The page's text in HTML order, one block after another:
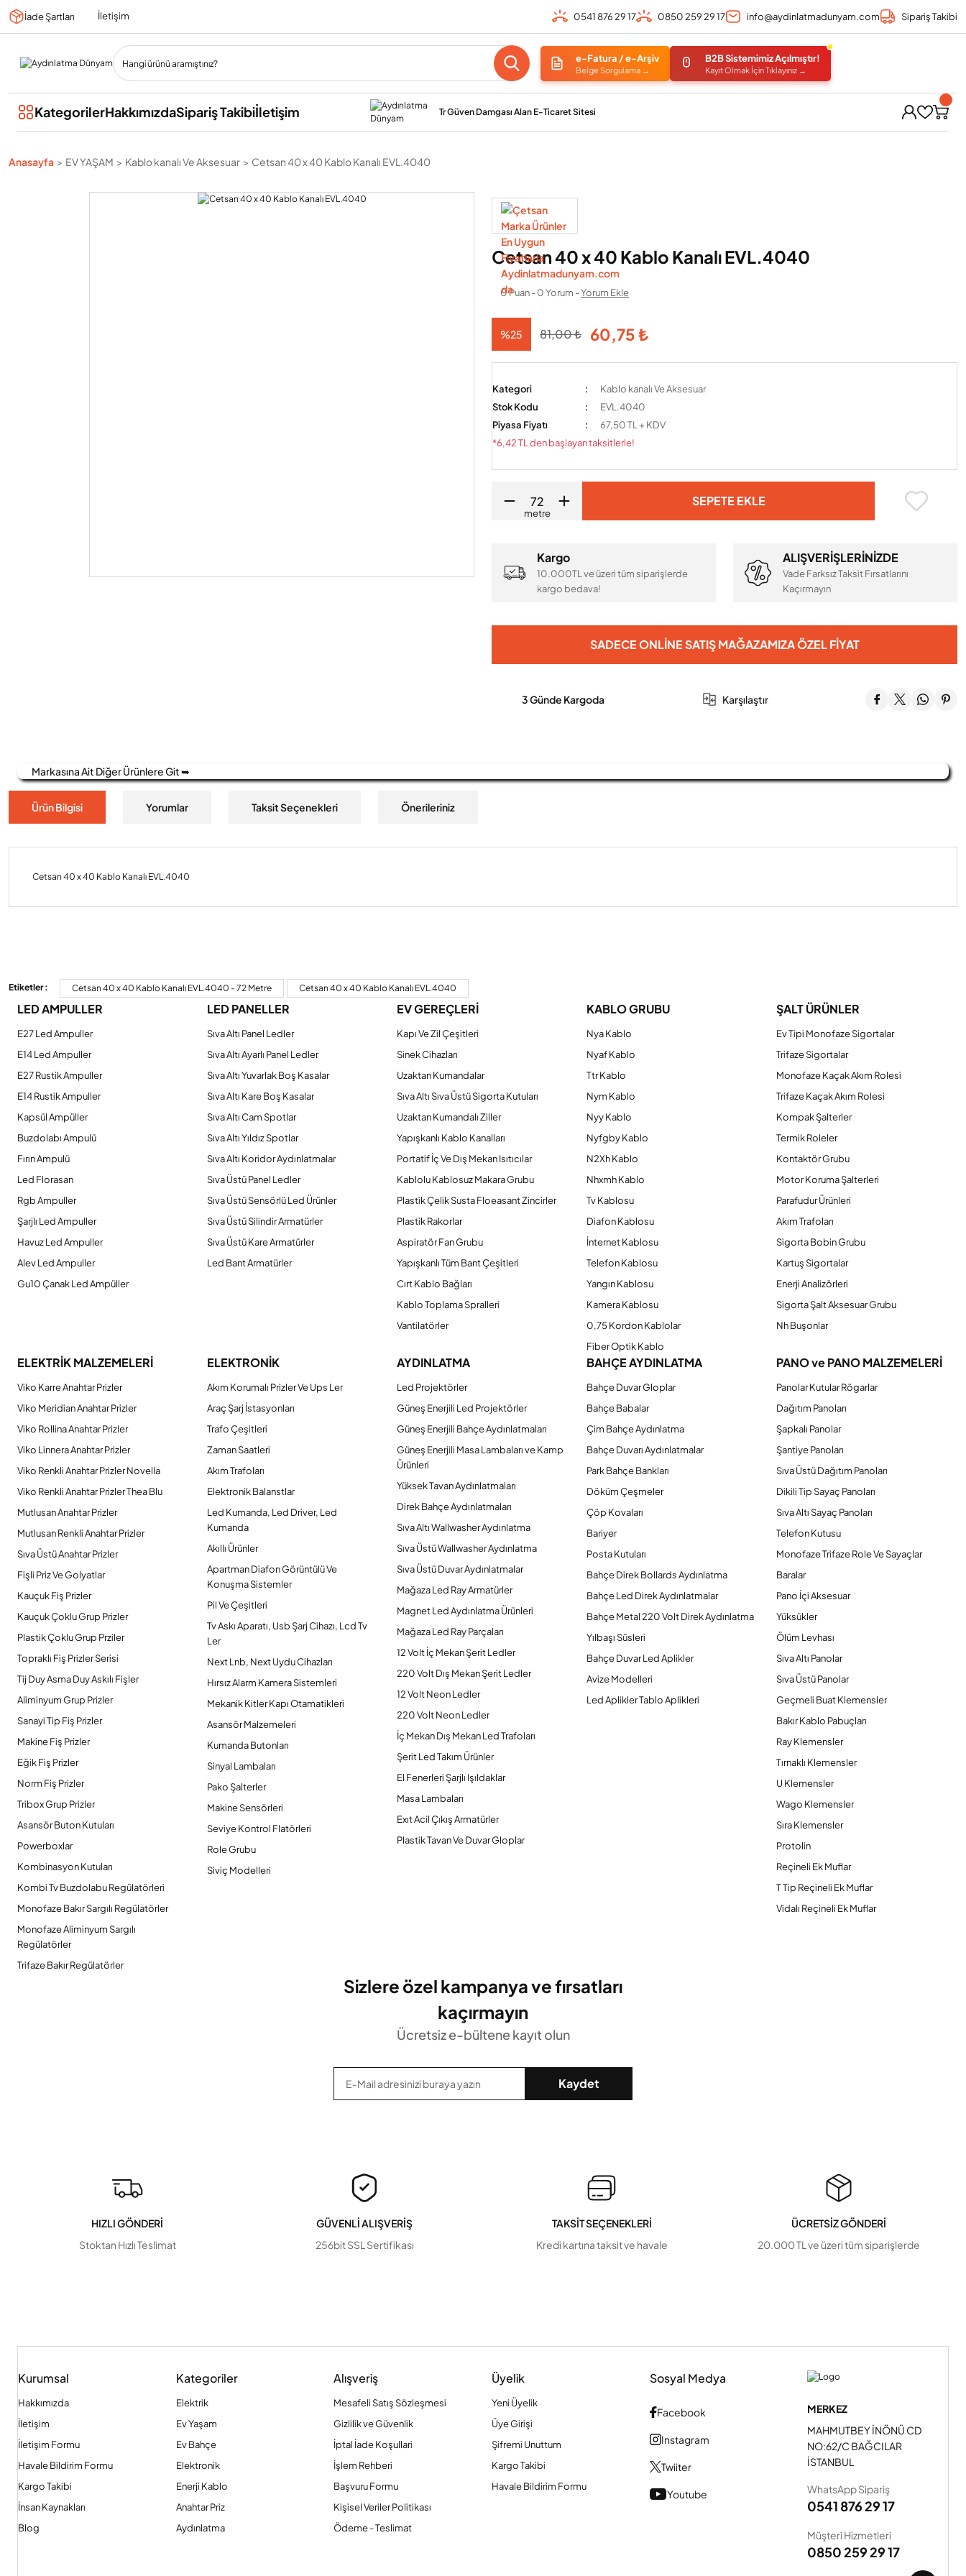
İade Şartları İletişim 0541 876 29 17 0850 259 29 17 info@aydinlatmadunyam.com Sipariş Takibi
e-Fatura / e-Arşiv
Belge Sorgulama →
B2B Sistemimiz Açılmıştır!
Kayıt Olmak İçin Tıklayınız →
KategorilerHakkımızdaSipariş Takibiİletişim Tr Güven Damgası Alan E-Ticaret Sitesi
Anasayfa EV YAŞAM Kablo kanalı Ve Aksesuar Cetsan 40 x 40 Kablo Kanalı EVL.4040
Cetsan 40 x 40 Kablo Kanalı EVL.4040
0 Puan - 0 Yorum -Yorum Ekle
%25 81,00 ₺ 60,75 ₺
Kategori
Kablo kanalı Ve Aksesuar
Stok Kodu
EVL.4040
Piyasa Fiyatı
67,50 TL + KDV
*6,42 TL den başlayan taksitlerle!
metre
SEPETE EKLE
Kargo
10.000TL ve üzeri tüm siparişlerde
kargo bedava!
ALIŞVERİŞLERİNİZDE
Vade Farksız Taksit Fırsatlarını
Kaçırmayın
SADECE ONLINE SATIŞ MAĞAZAMIZA ÖZEL FIYAT
3 Günde Kargoda Karşılaştır
Markasına Ait Diğer Ürünlere Git ➥
Ürün Bilgisi Yorumlar Taksit Seçenekleri Önerileriniz
Cetsan 40 x 40 Kablo Kanalı EVL.4040
Bu ürüne ilk yorumu siz yapın!
Yorum Yaz
Ürün resmi kalitesiz, bozuk veya görüntülenemiyor.
Ürün açıklamasında eksik bilgiler bulunuyor.
Ürün bilgilerinde hatalar bulunuyor.
Ürün fiyatı diğer sitelerden daha pahalı.
Bu ürüne benzer farklı alternatifler olmalı.
Gönder
Etiketler : Cetsan 40 x 40 Kablo Kanalı EVL.4040 - 72 Metre Cetsan 40 x 40 Kablo Kanalı EVL.4040
LED AMPULLER
E27 Led Ampuller
E14 Led Ampuller
E27 Rustik Ampuller
E14 Rustik Ampuller
Kapsül Ampüller
Buzdolabı Ampulü
Fırın Ampulü
Led Florasan
Rgb Ampuller
Şarjlı Led Ampuller
Havuz Led Ampuller
Alev Led Ampuller
Gu10 Çanak Led Ampüller
LED PANELLER
Sıva Altı Panel Ledler
Sıva Altı Ayarlı Panel Ledler
Sıva Altı Yuvarlak Boş Kasalar
Sıva Altı Kare Boş Kasalar
Sıva Altı Cam Spotlar
Sıva Altı Yıldız Spotlar
Sıva Altı Koridor Aydınlatmalar
Sıva Üstü Panel Ledler
Sıva Üstü Sensörlü Led Ürünler
Sıva Üstü Silindir Armatürler
Sıva Üstü Kare Armatürler
Led Bant Armatürler
EV GEREÇLERİ
Kapı Ve Zil Çeşitleri
Sinek Cihazları
Uzaktan Kumandalar
Sıva Altı Sıva Üstü Sigorta Kutuları
Uzaktan Kumandalı Ziller
Yapışkanlı Kablo Kanalları
Portatif İç Ve Dış Mekan Isıtıcılar
Kablolu Kablosuz Makara Grubu
Plastik Çelik Susta Floeasant Zincirler
Plastik Rakorlar
Aspiratör Fan Grubu
Yapışkanlı Tüm Bant Çeşitleri
Cırt Kablo Bağları
Kablo Toplama Spralleri
Vantilatörler
KABLO GRUBU
Nya Kablo
Nyaf Kablo
Ttr Kablo
Nym Kablo
Nyy Kablo
Nyfgby Kablo
N2Xh Kablo
Nhxmh Kablo
Tv Kablosu
Diafon Kablosu
İnternet Kablosu
Telefon Kablosu
Yangın Kablosu
Kamera Kablosu
0,75 Kordon Kablolar
Fiber Optik Kablo
ŞALT ÜRÜNLER
Ev Tipi Monofaze Sigortalar
Trifaze Sigortalar
Monofaze Kaçak Akım Rolesi
Trifaze Kaçak Akım Rolesi
Kompak Şalterler
Termik Roleler
Kontaktör Grubu
Motor Koruma Şalterleri
Parafudur Ürünleri
Akım Trafoları
Sigorta Bobin Grubu
Kartuş Sigortalar
Enerji Analizörleri
Sigorta Şalt Aksesuar Grubu
Nh Buşonlar
ELEKTRİK MALZEMELERİ
Viko Karre Anahtar Prizler
Viko Meridian Anahtar Prizler
Viko Rollina Anahtar Prizler
Viko Linnera Anahtar Prizler
Viko Renkli Anahtar Prizler Novella
Viko Renkli Anahtar Prizler Thea Blu
Mutlusan Anahtar Prizler
Mutlusan Renkli Anahtar Prizler
Sıva Üstü Anahtar Prizler
Fişli Priz Ve Golyatlar
Kauçuk Fiş Prizler
Kauçuk Çoklu Grup Prizler
Plastik Çoklu Grup Prziler
Topraklı Fiş Prizler Serisi
Tij Duy Asma Duy Askılı Fişler
Aliminyum Grup Prizler
Sanayi Tip Fiş Prizler
Makine Fiş Prizler
Eğik Fiş Prizler
Norm Fiş Prizler
Tribox Grup Prizler
Asansör Buton Kutuları
Powerboxlar
Kombinasyon Kutuları
Kombi Tv Buzdolabu Regülatörleri
Monofaze Bakır Sargılı Regülatörler
Monofaze Aliminyum Sargılı
Regülatörler
Trifaze Bakır Regülatörler
ELEKTRONİK
Akım Korumalı Prizler Ve Ups Ler
Araç Şarj İstasyonları
Trafo Çeşitleri
Zaman Saatleri
Akım Trafoları
Elektronik Balanstlar
Led Kumanda, Led Driver, Led
Kumanda
Akıllı Ürünler
Apartman Diafon Görüntülü Ve
Konuşma Sistemler
Pil Ve Çeşitleri
Tv Askı Aparatı, Usb Şarj Cihazı, Lcd Tv
Ler
Next Lnb, Next Uydu Cihazları
Hırsız Alarm Kamera Sistemleri
Mekanik Kitler Kapı Otamatikleri
Asansör Malzemeleri
Kumanda Butonları
Sinyal Lambaları
Pako Şalterler
Makine Sensörleri
Seviye Kontrol Flatörleri
Role Grubu
Siviç Modelleri
AYDINLATMA
Led Projektörler
Güneş Enerjili Led Projektörler
Güneş Enerjili Bahçe Aydınlatmaları
Güneş Enerjili Masa Lambaları ve Kamp
Ürünleri
Yüksek Tavan Aydınlatmaları
Direk Bahçe Aydınlatmaları
Sıva Altı Wallwasher Aydınlatma
Sıva Üstü Wallwasher Aydınlatma
Sıva Üstü Duvar Aydınlatmalar
Mağaza Led Ray Armatürler
Magnet Led Aydınlatma Ürünleri
Mağaza Led Ray Parçaları
12 Volt İç Mekan Şerit Ledler
220 Volt Dış Mekan Şerit Ledler
12 Volt Neon Ledler
220 Volt Neon Ledler
İç Mekan Dış Mekan Led Trafoları
Şerit Led Takım Ürünler
El Fenerleri Şarjlı Işıldaklar
Masa Lambaları
Exıt Acil Çıkış Armatürler
Plastik Tavan Ve Duvar Gloplar
BAHÇE AYDINLATMA
Bahçe Duvar Gloplar
Bahçe Babalar
Çim Bahçe Aydınlatma
Bahçe Duvarı Aydınlatmalar
Park Bahçe Bankları
Döküm Çeşmeler
Çöp Kovaları
Bariyer
Posta Kutuları
Bahçe Direk Bollards Aydınlatma
Bahçe Led Direk Aydınlatmalar
Bahçe Metal 220 Volt Direk Aydınlatma
Yılbaşı Süsleri
Bahçe Duvar Led Aplikler
Avize Modelleri
Led Aplikler Tablo Aplikleri
PANO ve PANO MALZEMELERİ
Panolar Kutular Rögarlar
Dağıtım Panoları
Şapkalı Panolar
Şantiye Panoları
Sıva Üstü Dağıtım Panoları
Dikili Tip Sayaç Panoları
Sıva Altı Sayaç Panoları
Telefon Kutusu
Monofaze Trifaze Role Ve Sayaçlar
Baralar
Pano İçi Aksesuar
Yüksükler
Ölüm Levhası
Sıva Altı Panolar
Sıva Üstü Panolar
Geçmeli Buat Klemensler
Bakır Kablo Pabuçları
Ray Klemensler
Tırnaklı Klemensler
U Klemensler
Wago Klemensler
Sıra Klemensler
Protolin
Reçineli Ek Muflar
T Tip Reçineli Ek Muflar
Vidalı Reçineli Ek Muflar
Sizlere özel kampanya ve fırsatları
kaçırmayın
Ücretsiz e-bültene kayıt olun
Kaydet
HIZLI GÖNDERİ
Stoktan Hızlı Teslimat
GÜVENLİ ALIŞVERİŞ
256bit SSL Sertifikası
TAKSİT SEÇENEKLERİ
Kredi kartına taksit ve havale
ÜCRETSİZ GÖNDERİ
20.000 TL ve üzeri tüm siparişlerde
Kurumsal
Hakkımızda
İletişim
İletişim Formu
Havale Bildirim Formu
Kargo Takibi
İnsan Kaynakları
Blog
Kategoriler
Elektrik
Ev Yaşam
Ev Bahçe
Elektronik
Enerji Kablo
Anahtar Priz
Aydınlatma
Alışveriş
Mesafeli Satış Sözleşmesi
Gizlilik ve Güvenlik
İptal İade Koşullari
İşlem Rehberi
Başvuru Formu
Kişisel Veriler Politikası
Ödeme - Teslimat
Üyelik
Yeni Üyelik
Üye Girişi
Şifremi Unuttum
Kargo Takibi
Havale Bildirim Formu
Sosyal Medya
Facebook
Instagram
Twiiter
Youtube
MERKEZ
MAHMUTBEY İNÖNÜ CD
NO:62/C BAĞCILAR
İSTANBUL
WhatsApp Sipariş
0541 876 29 17
Müşteri Hizmetleri
0850 259 29 17